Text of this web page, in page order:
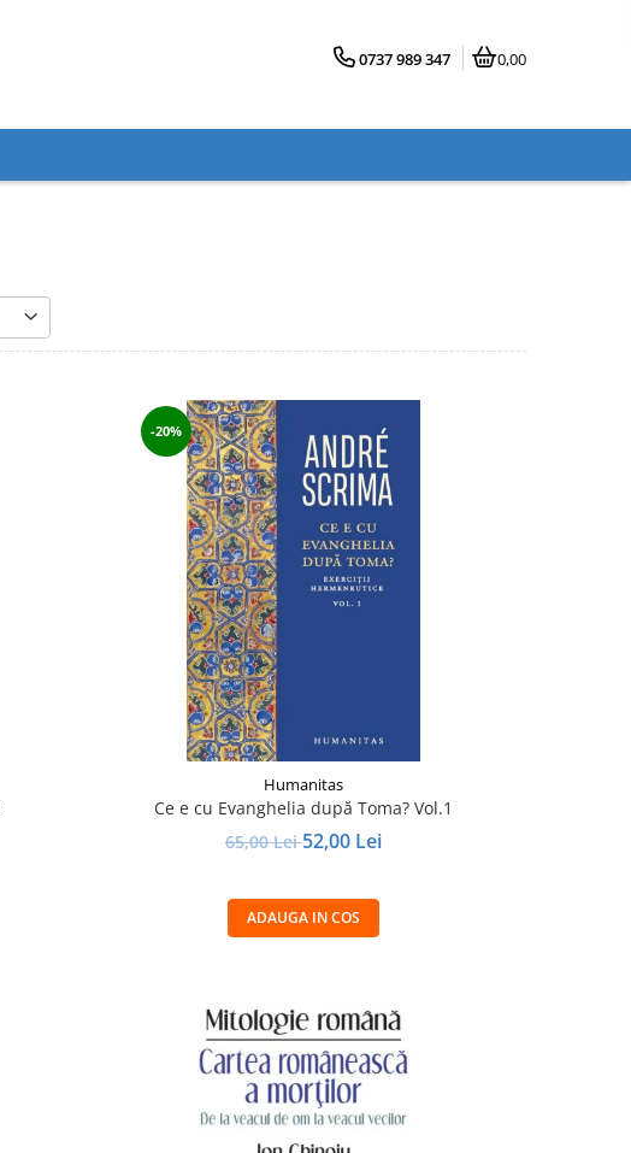
0737 989 347 0,00
-20%
Humanitas
Ce e cu Evanghelia după Toma? Vol.1
65,00 Lei52,00 Lei
ADAUGA IN COS